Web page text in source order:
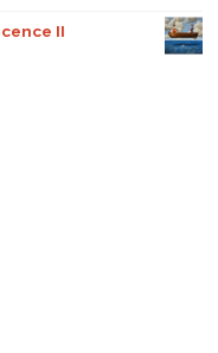
II